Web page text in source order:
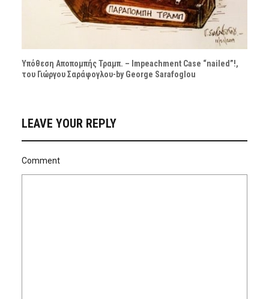
Υπόθεση Αποπομπής Τραμπ. – Impeachment Case “nailed”!,
του Γιώργου Σαράφογλου-by George Sarafoglou
LEAVE YOUR REPLY
Comment